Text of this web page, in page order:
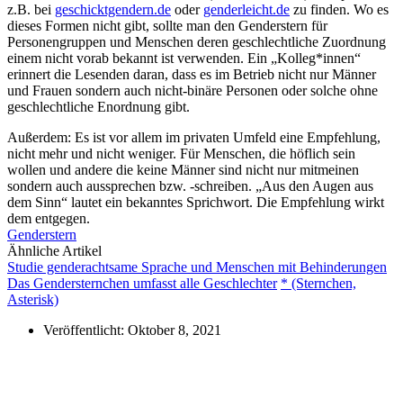
z.B. bei geschicktgendern.de oder genderleicht.de zu finden. Wo es
dieses Formen nicht gibt, sollte man den Genderstern für
Personengruppen und Menschen deren geschlechtliche Zuordnung
einem nicht vorab bekannt ist verwenden. Ein „Kolleg*innen“
erinnert die Lesenden daran, dass es im Betrieb nicht nur Männer
und Frauen sondern auch nicht-binäre Personen oder solche ohne
geschlechtliche Enordnung gibt.
Außerdem: Es ist vor allem im privaten Umfeld eine Empfehlung,
nicht mehr und nicht weniger. Für Menschen, die höflich sein
wollen und andere die keine Männer sind nicht nur mitmeinen
sondern auch aussprechen bzw. -schreiben. „Aus den Augen aus
dem Sinn“ lautet ein bekanntes Sprichwort. Die Empfehlung wirkt
dem entgegen.
Genderstern
Ähnliche Artikel
Studie genderachtsame Sprache und Menschen mit Behinderungen
Das Gendersternchen umfasst alle Geschlechter * (Sternchen,
Asterisk)
Veröffentlicht: Oktober 8, 2021